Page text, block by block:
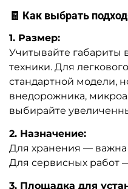
🧾 Как выбрать
1. Размер:
Учитывайте габариты
техники. Для
стандартной модели,
внедорожника,
выбирайте
2. Назначение:
Для хранения — важна
Для сервисных работ
3. Площадка для